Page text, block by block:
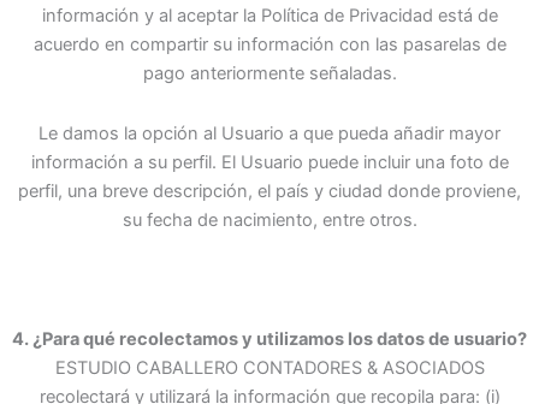
información y al aceptar la Política de Privacidad está de
acuerdo en compartir su información con las pasarelas de
pago anteriormente señaladas.
Le damos la opción al Usuario a que pueda añadir mayor
información a su perfil. El Usuario puede incluir una foto de
perfil, una breve descripción, el país y ciudad donde proviene,
su fecha de nacimiento, entre otros.
4. ¿Para qué recolectamos y utilizamos los datos de usuario?
ESTUDIO CABALLERO CONTADORES & ASOCIADOS
recolectará y utilizará la información que recopila para: (i)